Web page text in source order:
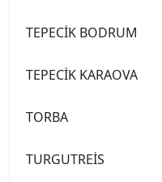
TEPECİK BODRUM
TEPECİK KARAOVA
TORBA
TURGUTREİS